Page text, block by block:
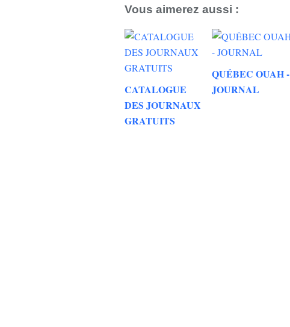
Vous aimerez aussi :
CATALOGUE
DES JOURNAUX
GRATUITS
QUÉBEC OUAH -
JOURNAL